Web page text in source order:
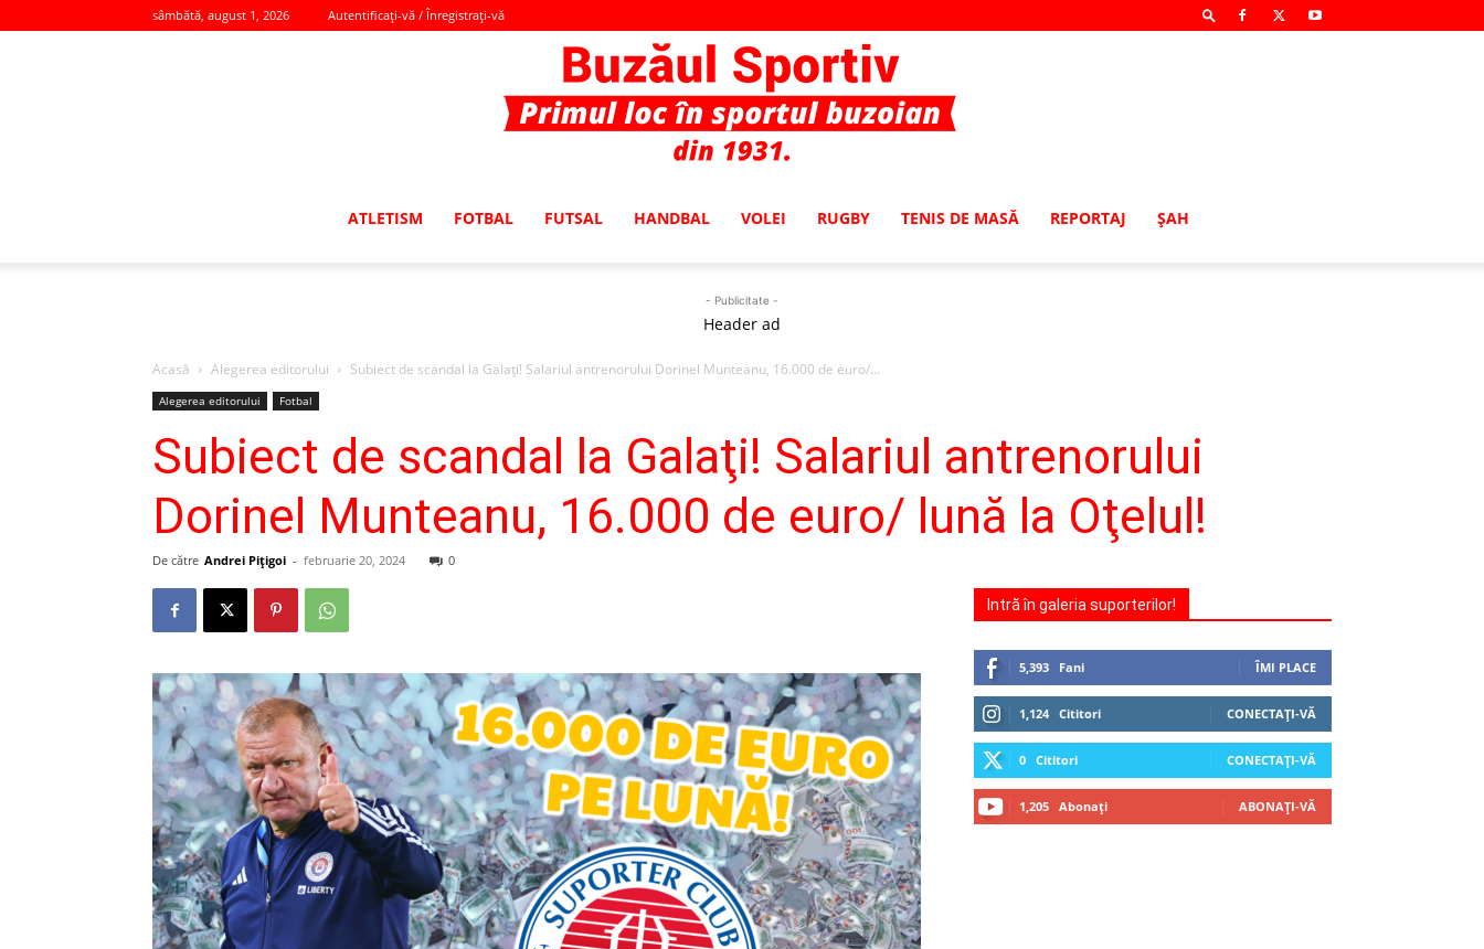
sâmbătă, august 1, 2026 Autentificați-vă / Înregistrați-vă
ATLETISM FOTBAL FUTSAL HANDBAL VOLEI RUGBY TENIS DE MASĂ REPORTAJ ŞAH
- Publicitate -
Header ad
Acasă Alegerea editorului Subiect de scandal la Galaţi! Salariul antrenorului Dorinel Munteanu, 16.000 de euro/...
Alegerea editorului Fotbal
Subiect de scandal la Galaţi! Salariul antrenorului
Dorinel Munteanu, 16.000 de euro/ lună la Oţelul!
De către Andrei Pițigoi - februarie 20, 2024 0
Intră în galeria suporterilor!
5,393 Fani ÎMI PLACE
1,124 Cititori CONECTAȚI-VĂ
0 Cititori CONECTAȚI-VĂ
1,205 Abonați ABONAȚI-VĂ